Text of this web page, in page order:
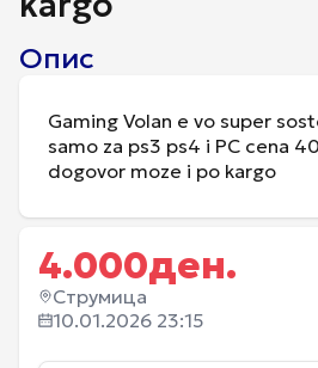
Опис
Gaming Volan e vo super
samo za ps3 ps4 i PC cena
dogovor moze i po kargo
4.000ден.
Струмица
10.01.2026 23:15